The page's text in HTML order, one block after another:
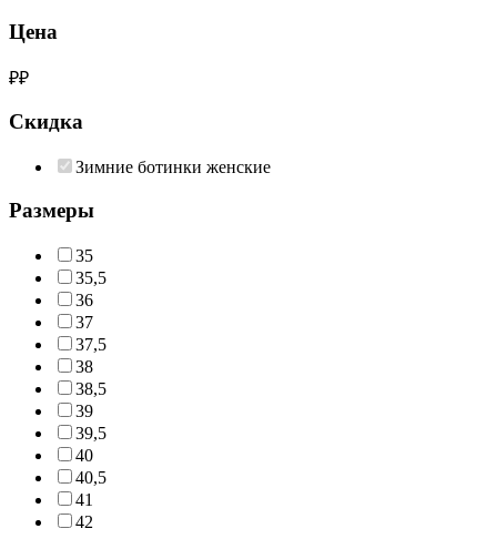
Цена
₽₽
Скидка
Зимние ботинки женские
Размеры
35
35,5
36
37
37,5
38
38,5
39
39,5
40
40,5
41
42